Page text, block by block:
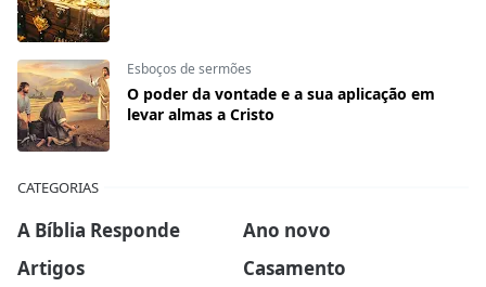
Esboços de sermões
O poder da vontade e a sua aplicação em
levar almas a Cristo
CATEGORIAS
A Bíblia Responde
Ano novo
Artigos
Casamento